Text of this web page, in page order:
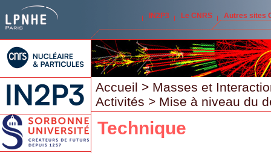
IN2P3 Le CNRS Autres sites
Accueil > Masses et
Activités > Mise à niveau du
Technique